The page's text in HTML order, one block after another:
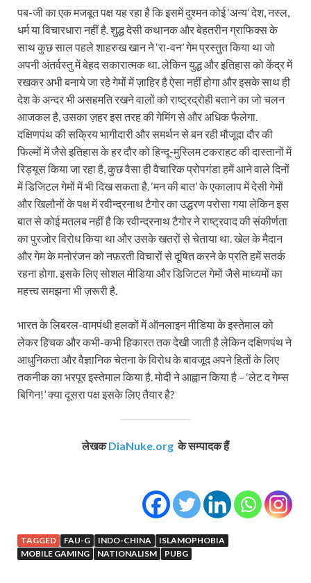
पब-जी का एक मजबूत पक्ष यह रहा है कि इसमें दुश्मन कोई ‘अन्य’ देश, नस्ल,
धर्म या विचारधारा नहीं है. शुद्ध देसी कथानक और बेहतरीन ग्राफिक्स के
साथ कुछ साल पहले शाहरुख खान ने ‘रा-वन’ गेम प्रस्तुत किया था जो
अपनी अंतर्वस्तु में बेहद सकारात्मक था. लेकिन युद्ध और इतिहास को केंद्र में
रखकर अभी बनाये जा रहे गेमों में ज़ाहिर है ऐसा नहीं होगा और इसके साथ ही
देश के अन्दर भी असहमति रखने वालों को राष्ट्रद्रोही बताने का जो चलन
आजकल है, उसका ज़हर इस तरह की गेमिंग से और अधिक फैलेगा.
दक्षिणपंथ की सक्रि‍य भागीदारी और समर्थन से बन रही मौजूदा दौर की
फिल्मों में जैसे इतिहास के हर दौर को हिन्दू-मुस्लिम टकराहट की दास्तानों में
रिड्यूस किया जा रहा है, कुछ वैसा ही वैचारिक प्रोपगंडा हमें आने वाले दिनों
में डिजिटल गेमों में भी दिख सकता है. ‘मन की बात’ के एकालाप में देसी गेमों
और खिलौनों के पक्ष में रवीन्द्रनाथ टैगोर का उद्धरण परोसा गया लेकिन इस
बात से कोई मतलब नहीं है कि रवीन्द्रनाथ टैगोर ने राष्ट्रवाद की संकीर्णता
का पुरजोर विरोध किया था और उसके खतरों से चेताया था. खेल के मैदान
और गेम के मनोरंजन को नफ़रती विचारों से दूषित करने के प्रति हमें सतर्क
रहना होगा. इसके लिए सोशल मीडिया और डिजिटल गेमों जैसे माध्यमों का
महत्त्व समझना भी ज़रूरी है.
भारत के लिबरल-वामपंथी हलकों में ऑनलाइन मीडिया के इस्तेमाल को
लेकर हिचक और कभी-कभी हिकारत तक देखी जाती है लेकिन दक्षिणपंथ ने
आधुनिकता और वैज्ञानिक चेतना के विरोध के बावजूद अपने हितों के लिए
तकनीक का भरपूर इस्तेमाल किया है. मोदी ने आह्वान किया है – ‘लेट द गेम्स
बिगिन!’ क्या दूसरा पक्ष इसके लिए तैयार है?
लेखकDiaNuke.org के सम्पादक हैं
TAGGED FAU-G INDO-CHINA
ISLAMOPHOBIA
MOBILE GAMING
NATIONALISM PUBG